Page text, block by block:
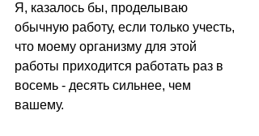
Я, казалось бы, проделываю
обычную работу, если только учесть,
что моему организму для этой
работы приходится работать раз в
восемь - десять сильнее, чем
вашему.